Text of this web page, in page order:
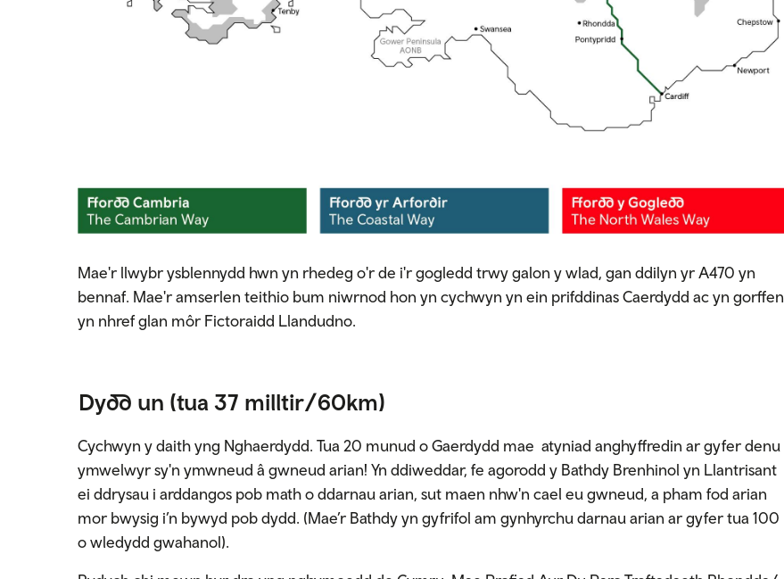
Mae'r llwybr ysblennydd hwn yn rhedeg o'r de i'r gogledd trwy galon y wlad, gan ddilyn yr A470 yn
bennaf. Mae'r amserlen teithio bum niwrnod hon yn cychwyn yn ein prifddinas Caerdydd ac yn gorffen
yn nhref glan môr Fictoraidd Llandudno.
Dydd un (tua 37 milltir/60km)
Cychwyn y daith yng Nghaerdydd. Tua 20 munud o Gaerdydd mae atyniad anghyffredin ar gyfer denu
ymwelwyr sy'n ymwneud â gwneud arian! Yn ddiweddar, fe agorodd y Bathdy Brenhinol yn Llantrisant
ei ddrysau i arddangos pob math o ddarnau arian, sut maen nhw'n cael eu gwneud, a pham fod arian
mor bwysig i’n bywyd pob dydd. (Mae’r Bathdy yn gyfrifol am gynhyrchu darnau arian ar gyfer tua 100
o wledydd gwahanol).